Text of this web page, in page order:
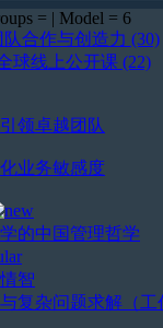
= | Model = 6
队合作与创造力 (30)
球线上公开课 (22)
领卓越团队
业务敏感度
的中国管理哲学
智
复杂问题求解（工